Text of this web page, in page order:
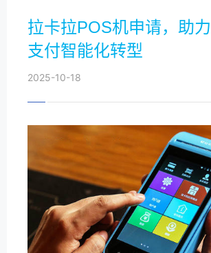
拉卡拉POS机申请，助
支付智能化转型
2025-10-18